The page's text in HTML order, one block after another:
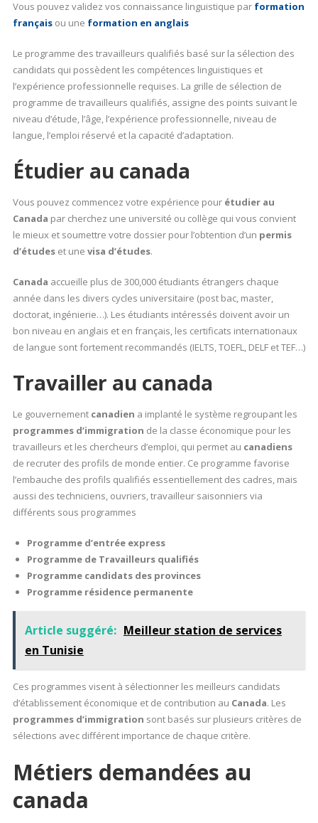
Vous pouvez validez vos connaissance linguistique par formation
françaisou une formation en anglais
Le programme des travailleurs qualifiés basé sur la sélection des
candidats qui possèdent les compétences linguistiques et
l’expérience professionnelle requises. La grille de sélection de
programme de travailleurs qualifiés, assigne des points suivant le
niveau d’étude, l’âge, l’expérience professionnelle, niveau de
langue, l’emploi réservé et la capacité d’adaptation.
Étudier au canada
Vous pouvez commencez votre expérience pour étudier au
Canada par cherchez une université ou collège qui vous convient
le mieux et soumettre votre dossier pour l’obtention d’un permis
d’étudeset une visa d’études.
Canada accueille plus de 300,000 étudiants étrangers chaque
année dans les divers cycles universitaire (post bac, master,
doctorat, ingénierie…). Les étudiants intéressés doivent avoir un
bon niveau en anglais et en français, les certificats internationaux
de langue sont fortement recommandés (IELTS, TOEFL, DELF et TEF…)
Travailler au canada
Le gouvernement canadien a implanté le système regroupant les
programmes d’immigration de la classe économique pour les
travailleurs et les chercheurs d’emploi, qui permet au canadiens
de recruter des profils de monde entier. Ce programme favorise
l’embauche des profils qualifiés essentiellement des cadres, mais
aussi des techniciens, ouvriers, travailleur saisonniers via
différents sous programmes
Programme d’entrée express
Programme de Travailleurs qualifiés
Programme candidats des provinces
Programme résidence permanente
Article suggéré: Meilleur station de services
en Tunisie
Ces programmes visent à sélectionner les meilleurs candidats
d’établissement économique et de contribution au Canada. Les
programmes d’immigration sont basés sur plusieurs critères de
sélections avec différent importance de chaque critère.
Métiers demandées au
canada